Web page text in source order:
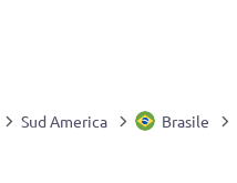
Sud America Brasile